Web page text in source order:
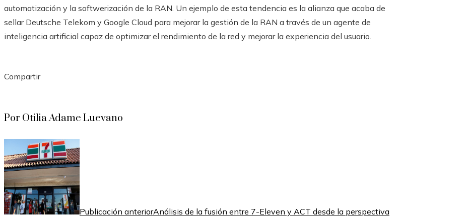
automatización y la softwerización de la RAN. Un ejemplo de esta tendencia es la alianza que acaba de
sellar Deutsche Telekom y Google Cloud para mejorar la gestión de la RAN a través de un agente de
inteligencia artificial capaz de optimizar el rendimiento de la red y mejorar la experiencia del usuario.
Compartir
Por Otilia Adame Luevano
Publicación anteriorAnálisis de la fusión entre 7-Eleven y ACT desde la perspectiva